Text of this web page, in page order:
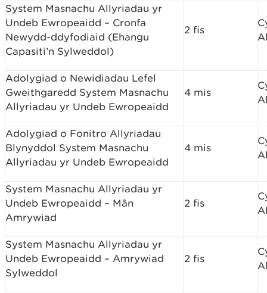
System Masnachu Allyriadau yr
Undeb Ewropeaidd – Cronfa
Newydd-ddyfodiaid (Ehangu
Capasiti’n Sylweddol)
2 fis
Adolygiad o Newidiadau Lefel
Gweithgaredd System Masnachu
Allyriadau yr Undeb Ewropeaidd
4 mis
Adolygiad o Fonitro Allyriadau
Blynyddol System Masnachu
Allyriadau yr Undeb Ewropeaidd
4 mis
System Masnachu Allyriadau yr
Undeb Ewropeaidd – Mân
Amrywiad
2 fis
System Masnachu Allyriadau yr
Undeb Ewropeaidd – Amrywiad
Sylweddol
2 fis